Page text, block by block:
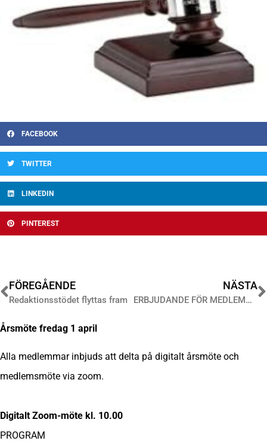
FACEBOOK
TWITTER
LINKEDIN
PINTEREST
FÖREGÅENDE
Redaktionsstödet flyttas fram
NÄSTA
ERBJUDANDE FÖR MEDLEMMAR
Årsmöte fredag 1 april
Alla medlemmar inbjuds att delta på digitalt årsmöte och
medlemsmöte via zoom.
Digitalt Zoom-möte kl. 10.00
PROGRAM